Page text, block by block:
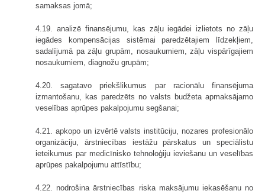
samaksas jomā;
4.19. analizē finansējumu, kas zāļu iegādei izlietots no zāļu
iegādes kompensācijas sistēmai paredzētajiem līdzekļiem,
sadalījumā pa zāļu grupām, nosaukumiem, zāļu vispārīgajiem
nosaukumiem, diagnožu grupām;
4.20. sagatavo priekšlikumus par racionālu finansējuma
izmantošanu, kas paredzēts no valsts budžeta apmaksājamo
veselības aprūpes pakalpojumu segšanai;
4.21. apkopo un izvērtē valsts institūciju, nozares profesionālo
organizāciju, ārstniecības iestāžu pārskatus un speciālistu
ieteikumus par medicīnisko tehnoloģiju ieviešanu un veselības
aprūpes pakalpojumu attīstību;
4.22. nodrošina ārstniecības riska maksājumu iekasēšanu no